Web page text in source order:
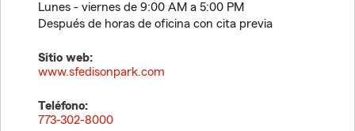
Lunes - viernes de 9:00 AM a 5:00 PM
Después de horas de oficina con cita previa
Sitio web:
www.sfedisonpark.com
Teléfono:
773-302-8000